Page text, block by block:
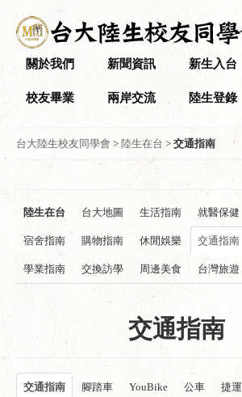
關於我們 新聞資訊 新生入台
校友畢業 兩岸交流 陸生登錄
台大陸生校友同學會 > 陸生在台 > 交通指南
陸生在台 台大地圖 生活指南 就醫保健
宿舍指南 購物指南 休閒娛樂 交通指南
學業指南 交換訪學 周邊美食 台灣旅遊
交通指南
交通指南 腳踏車 YouBike 公車 捷運